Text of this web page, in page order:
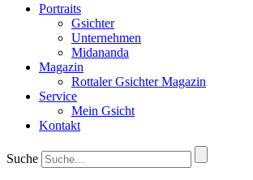
Portraits
Gsichter
Unternehmen
Midananda
Magazin
Rottaler Gsichter Magazin
Service
Mein Gsicht
Kontakt
Suche